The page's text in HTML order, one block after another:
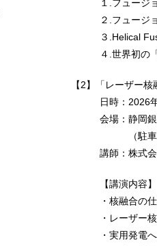
１.フュージョ
２.フュージョン
３.Helical
４.世界初の「実
【2】「レーザー核
日時：2026年3
会場：静岡銀行
（駐車場に限
講師：株式会社
【講演内容】
・核融合の仕
・レーザー核
・実用発電への